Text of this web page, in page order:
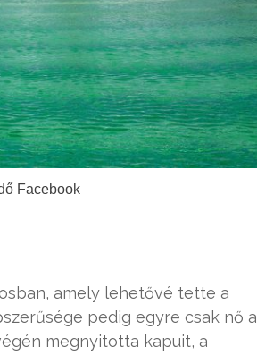
Facebook
amely lehetővé tette a
pedig egyre csak nő a
megnyitotta kapuit, a